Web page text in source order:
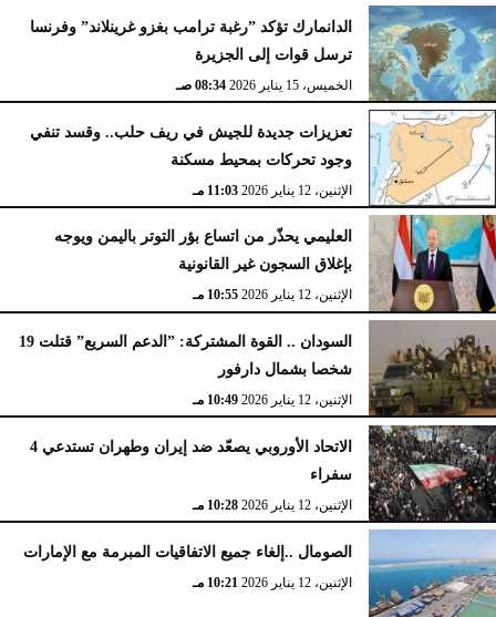
الدانمارك تؤكد ”رغبة ترامب بغزو غرينلاند” وفرنسا
ترسل قوات إلى الجزيرة
الخميس، 15 يناير 2026 08:34 صـ
تعزيزات جديدة للجيش في ريف حلب.. وقسد تنفي
وجود تحركات بمحيط مسكنة
الإثنين، 12 يناير 2026 11:03 مـ
العليمي يحذّر من اتساع بؤر التوتر باليمن ويوجه
بإغلاق السجون غير القانونية
الإثنين، 12 يناير 2026 10:55 مـ
السودان .. القوة المشتركة: ”الدعم السريع” قتلت 19
شخصا بشمال دارفور
الإثنين، 12 يناير 2026 10:49 مـ
الاتحاد الأوروبي يصعّد ضد إيران وطهران تستدعي 4
سفراء
الإثنين، 12 يناير 2026 10:28 مـ
الصومال ..إلغاء جميع الاتفاقيات المبرمة مع الإمارات
الإثنين، 12 يناير 2026 10:21 مـ